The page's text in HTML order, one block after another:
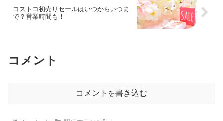
コストコ初売りセールはいつからいつま
で？営業時間も！
コメント
コメントを書き込む